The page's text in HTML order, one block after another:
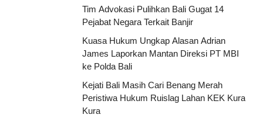
Tim Advokasi Pulihkan Bali Gugat 14
Pejabat Negara Terkait Banjir
Kuasa Hukum Ungkap Alasan Adrian
James Laporkan Mantan Direksi PT MBI
ke Polda Bali
Kejati Bali Masih Cari Benang Merah
Peristiwa Hukum Ruislag Lahan KEK Kura
Kura